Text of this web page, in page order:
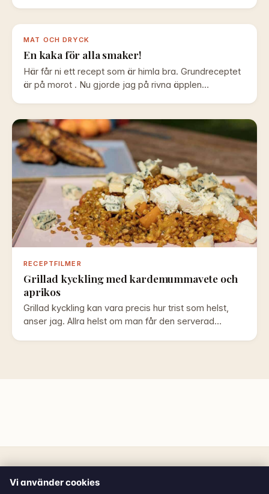
MAT OCH DRYCK
En kaka för alla smaker!
Här får ni ett recept som är himla bra. Grundreceptet
är på morot . Nu gjorde jag på rivna äpplen…
RECEPTFILMER
Grillad kyckling med kardemummavete och
aprikos
Grillad kyckling kan vara precis hur trist som helst,
anser jag. Allra helst om man får den serverad…
Helenas· © 2026 Helena Knapp. Alla rättigheter
Vi använder cookies